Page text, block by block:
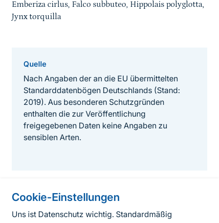
Cookie-Einstellungen
Uns ist Datenschutz wichtig. Standardmäßig
Emberiza cirlus, Falco subbuteo, Hippolais polyglotta,
Jynx torquilla
Quelle
Nach Angaben der an die EU übermittelten
Standarddatenbögen Deutschlands (Stand:
2019). Aus besonderen Schutzgründen
enthalten die zur Veröffentlichung
freigegebenen Daten keine Angaben zu
sensiblen Arten.
Informationen zur Seite